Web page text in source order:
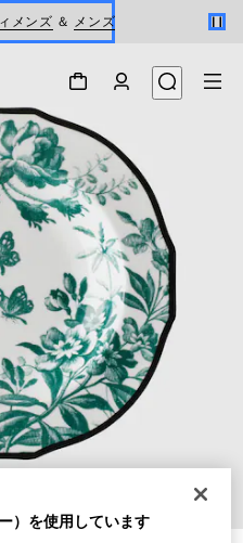
メンズ ＆ メンズ
GGマーモント〕
）を使用しています